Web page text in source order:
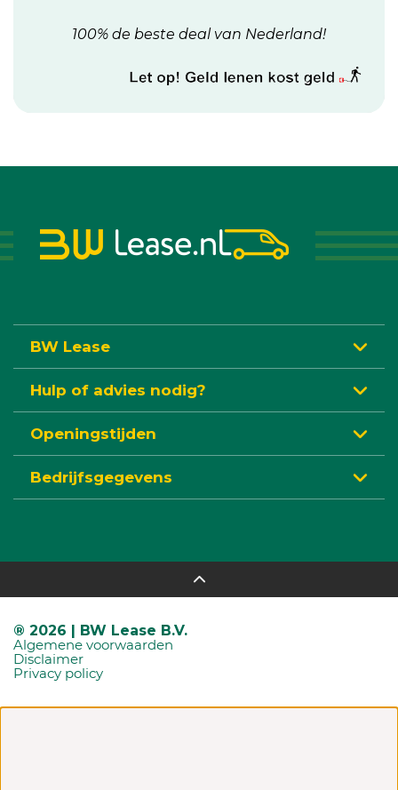
100% de beste deal van Nederland!
BW Lease
Hulp of advies nodig?
Openingstijden
Bedrijfsgegevens
® 2026 | BW Lease B.V.
Algemene voorwaarden
Disclaimer
Privacy policy